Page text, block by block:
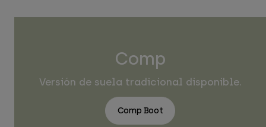
Comp
Versión de suela tradicional disponible.
Comp Boot